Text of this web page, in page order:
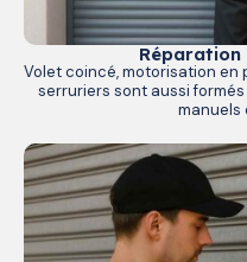
Volet coincé, motorisation en
serruriers sont aussi
manuels